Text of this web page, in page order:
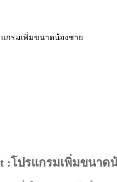
รแกรมเพิ่มขนาดน้องชาย
:โปรแกรมเพิ่มขนาด